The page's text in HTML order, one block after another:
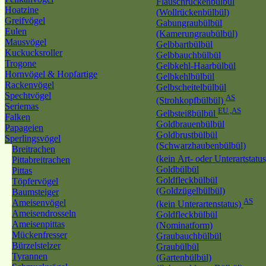
Hoatzine
Greifvögel
Eulen
Mausvögel
Kuckucksroller
Trogone
Hornvögel & Hopfartige
Rackenvögel
Spechtvögel
Seriemas
Falken
Papageien
Sperlingsvögel
Breitrachen
Pittabreitrachen
Pittas
Töpfervögel
Baumsteiger
Ameisenvögel
Ameisendrosseln
Ameisenpittas
Mückenfresser
Bürzelstelzer
Tyrannen
(Wollrückenbülbül)
Gabungraubülbül
(Kamerungraubülbül)
Gelbbartbülbül
Gelbbauchbülbül
Gelbkehl-Haarbülbül
Gelbkehlbülbül
Gelbscheitelbülbül
(Strohkopfbülbül) AS
Gelbsteißbülbül EU ,AS
Goldbrauenbülbül
Goldbrustbülbül
(Schwarzhaubenbülbül)
(kein Art- oder
Goldbülbül
Goldfleckbülbül
(Goldzügelbülbül)
(kein Unterartenstatus) AS
Goldfleckbülbül
(Nominatform)
Graubauchbülbül
Graubülbül
(Gartenbülbül)